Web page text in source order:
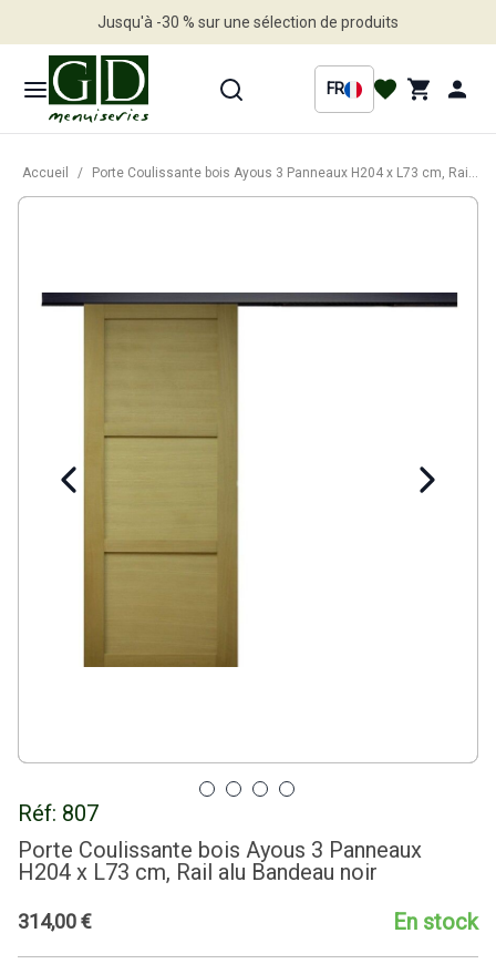
Jusqu'à -30 % sur une sélection de produits
FR
Accueil / Porte Coulissante bois Ayous 3 Panneaux H204 x L73 cm, Rail alu Bandeau noir
Réf: 807
Porte Coulissante bois Ayous 3 Panneaux
H204 x L73 cm, Rail alu Bandeau noir
314,00€ En stock